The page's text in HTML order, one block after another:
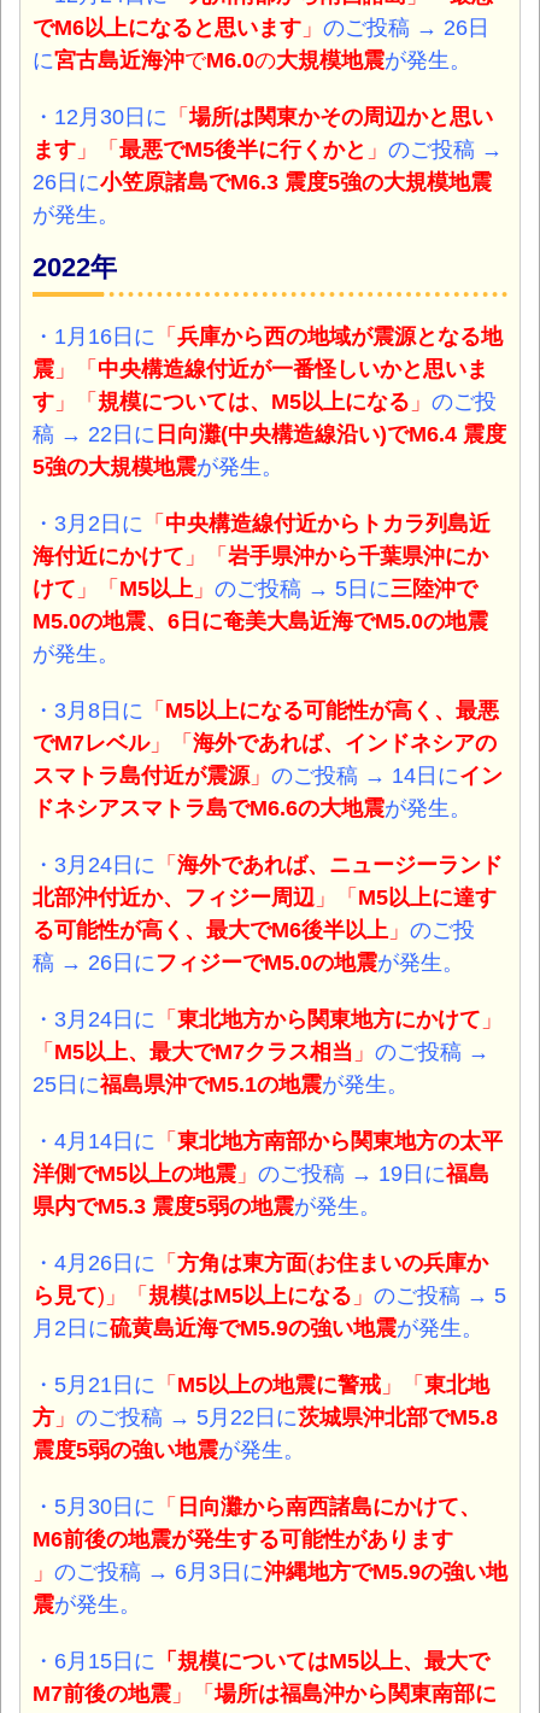
でM6以上になると思います 」 のご投稿 → 26日
に宮古島近海沖でM6.0の大規模地震が発生。
・12月30日に 「場所は関東かその周辺かと思い
ます 」「 最悪でM5後半に行くかと 」 のご投稿 →
26日に小笠原諸島でM6.3 震度5強の大規模地震
が発生。
2022年
・1月16日に 「 兵庫から西の地域が震源となる地
震 」「 中央構造線付近が一番怪しいかと思いま
す 」「 規模については、M5以上になる 」 のご投
稿 → 22日に 日向灘(中央構造線沿い)でM6.4 震度
5強の大規模地震が発生。
・3月2日に 「 中央構造線付近からトカラ列島近
海付近にかけて 」「 岩手県沖から千葉県沖にか
けて 」「 M5以上 」 のご投稿 → 5日に三陸沖で
M5.0の地震、6日に奄美大島近海でM5.0の地震
が発生。
・3月8日に 「 M5以上になる可能性が高く、最悪
でM7レベル」「 海外であれば、インドネシアの
スマトラ島付近が震源」 のご投稿 → 14日にイン
ドネシアスマトラ島でM6.6の大地震が発生。
・3月24日に 「 海外であれば、ニュージーランド
北部沖付近か、フィジー周辺」「 M5以上に達す
る可能性が高く、最大でM6後半以上 」 のご投
稿 → 26日にフィジーでM5.0の地震が発生。
・3月24日に 「 東北地方から関東地方にかけて 」
「 M5以上、最大でM7クラス相当 」 のご投稿 →
25日に福島県沖でM5.1の地震が発生。
・4月14日に 「 東北地方南部から関東地方の太平
洋側でM5以上の地震 」 のご投稿 → 19日に福島
県内でM5.3 震度5弱の地震が発生。
・4月26日に 「 方角は東方面(お住まいの兵庫か
ら見て)」「 規模はM5以上になる 」 のご投稿 → 5
月2日に硫黄島近海でM5.9の強い地震が発生。
・5月21日に 「 M5以上の地震に警戒 」「 東北地
方 」 のご投稿 → 5月22日に茨城県沖北部でM5.8
震度5弱の強い地震が発生。
・5月30日に 「 日向灘から南西諸島にかけて、
M6前後の地震が発生する可能性があります
」 のご投稿 → 6月3日に沖縄地方でM5.9の強い地
震が発生。
・6月15日に 「規模についてはM5以上、最大で
M7前後の地震 」「場所は福島沖から関東南部に